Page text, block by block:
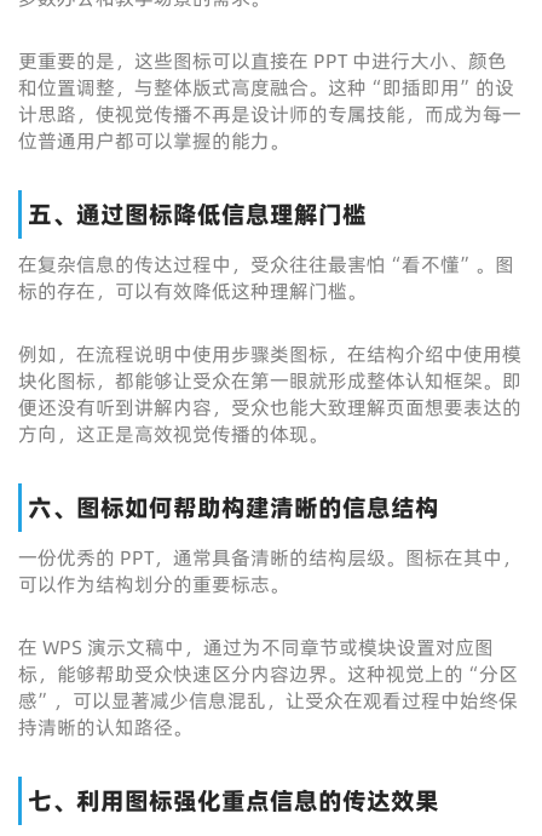
更重要的是，这些图标可以直接在 PPT 中进行大小、颜色
和位置调整，与整体版式高度融合。这种“即插即用”的设
计思路，使视觉传播不再是设计师的专属技能，而成为每一
位普通用户都可以掌握的能力。
五、通过图标降低信息理解门槛
在复杂信息的传达过程中，受众往往最害怕“看不懂”。图
标的存在，可以有效降低这种理解门槛。
例如，在流程说明中使用步骤类图标，在结构介绍中使用模
块化图标，都能够让受众在第一眼就形成整体认知框架。即
便还没有听到讲解内容，受众也能大致理解页面想要表达的
方向，这正是高效视觉传播的体现。
六、图标如何帮助构建清晰的信息结构
一份优秀的 PPT，通常具备清晰的结构层级。图标在其中，
可以作为结构划分的重要标志。
在 WPS 演示文稿中，通过为不同章节或模块设置对应图
标，能够帮助受众快速区分内容边界。这种视觉上的“分区
感”，可以显著减少信息混乱，让受众在观看过程中始终保
持清晰的认知路径。
七、利用图标强化重点信息的传达效果